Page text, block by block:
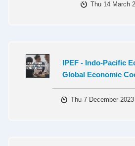
Thu 14 March
IPEF - Indo-Pacific
Global Economic
Thu 7 December 2023